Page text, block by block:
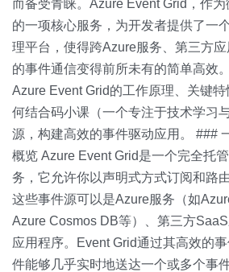
而备受青睐。Azure Event Grid，作
的一项核心服务，为开发者提供了一
理平台，使得跨Azure服务、第三方
的事件通信变得前所未有的简单高效
Azure Event Grid的工作原理、关键
何结合码小课（一个专注于技术学习
源，构建高效的事件驱动应用。 ###
概览 Azure Event Grid是一个完全托
务，它允许你以声明式方式订阅和路
这些事件源可以是Azure服务（如
Azure Cosmos DB等）、第三方
应用程序。Event Grid通过其高效的
件能够几乎实时地送达一个或多个事